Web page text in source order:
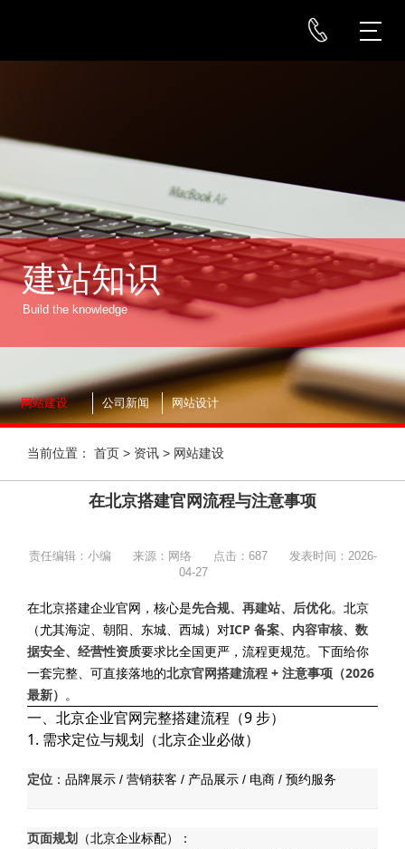
建站知识
Build the knowledge
网站建设 公司新闻 网站设计
当前位置： 首页 > 资讯 > 网站建设
在北京搭建官网流程与注意事项
责任编辑：小编 来源：网络 点击： 687
发表时间：2026-
04-27
在北京搭建企业官网，核心是先合规、再建站、后优化。北京
（尤其海淀、朝阳、东城、西城）对ICP 备案、内容审核、数
据安全、经营性资质要求比全国更严，流程更规范。下面给你
一套完整、可直接落地的北京官网搭建流程 + 注意事项（2026
最新） 。
一、北京企业官网完整搭建流程（9 步）
1. 需求定位与规划（北京企业必做）
定位 ：品牌展示 / 营销获客 / 产品展示 / 电商 / 预约服务
页面规划 （北京企业标配）：